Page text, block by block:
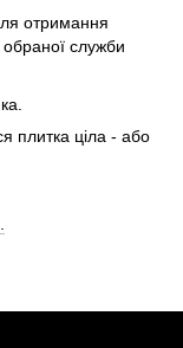
отримання
служби
плитка ціла - або